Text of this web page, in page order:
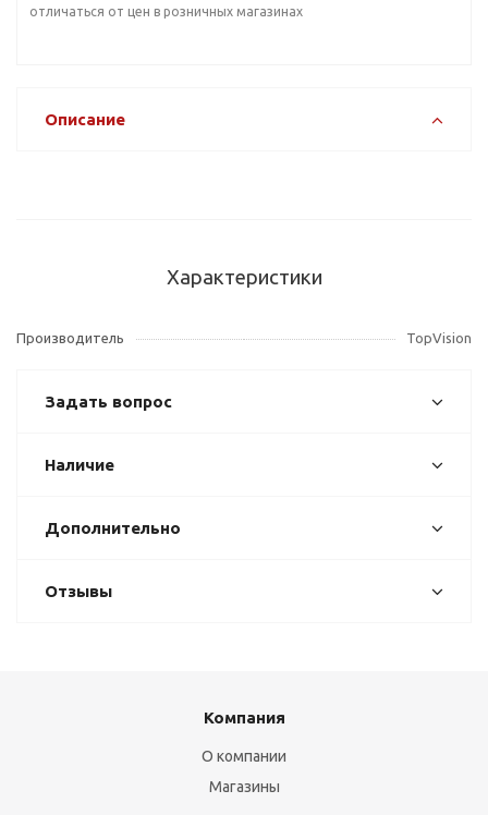
отличаться от цен в розничных магазинах
Описание
Характеристики
Производитель TopVision
Задать вопрос
Наличие
Дополнительно
Отзывы
Компания
О компании
Магазины